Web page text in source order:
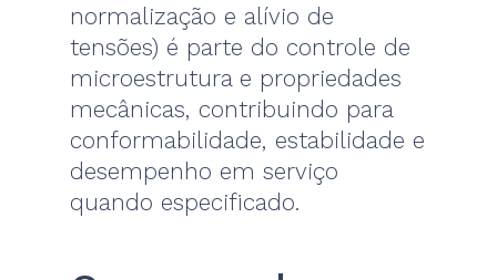
normalização e alívio de
tensões) é parte do controle de
microestrutura e propriedades
mecânicas, contribuindo para
conformabilidade, estabilidade e
desempenho em serviço
quando especificado.